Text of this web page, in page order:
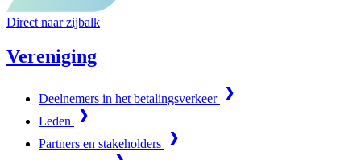
Direct naar zijbalk
Vereniging
Deelnemers in het betalingsverkeer
Leden
Partners en stakeholders